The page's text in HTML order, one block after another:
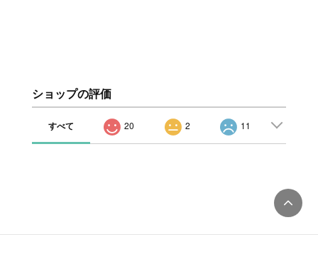
ショップの評価
すべて 20 2 11